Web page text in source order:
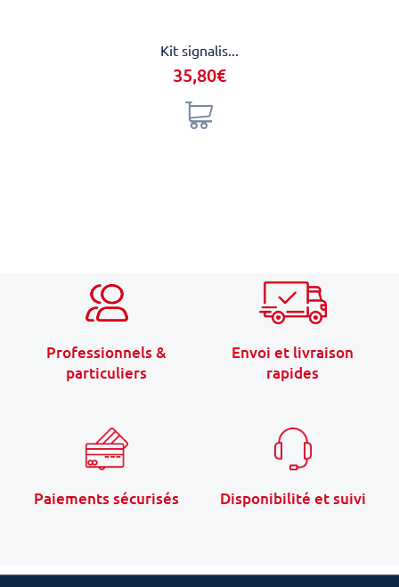
Kit signalis...
35,80€
Professionnels &
particuliers
Envoi et livraison
rapides
Paiements sécurisés Disponibilité et suivi